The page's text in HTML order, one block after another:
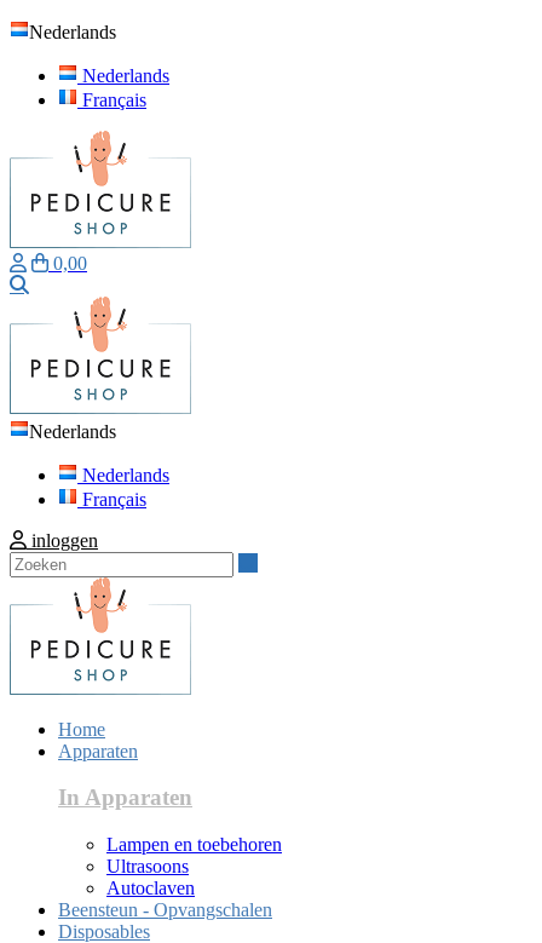
Nederlands
Nederlands
Français
0,00
Nederlands
Nederlands
Français
inloggen
Home
Apparaten
In Apparaten
Lampen en toebehoren
Ultrasoons
Autoclaven
Beensteun - Opvangschalen
Disposables